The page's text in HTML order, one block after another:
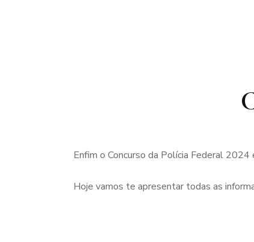
Enfim o Concurso da Polícia Federal 2024
Hoje vamos te apresentar todas as